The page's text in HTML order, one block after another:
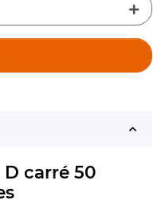
D carré 50